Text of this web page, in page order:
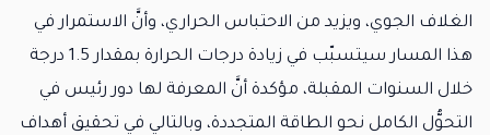
الغلاف الجوي، ويزيد من الاحتباس الحراري، وأنَّ الاستمرار في
هذا المسار سيتسبّب في زيادة درجات الحرارة بمقدار 1.5 درجة
خلال السنوات المقبلة، مؤكدة أنَّ المعرفة لها دور رئيس في
التحوُّل الكامل نحو الطاقة المتجددة، وبالتالي في تحقيق أهداف